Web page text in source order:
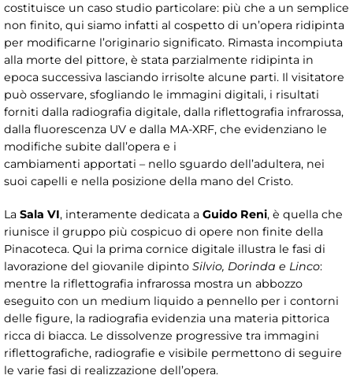
costituisce un caso studio particolare: più che a un semplice
non finito, qui siamo infatti al cospetto di un’opera ridipinta
per modificarne l’originario significato. Rimasta incompiuta
alla morte del pittore, è stata parzialmente ridipinta in
epoca successiva lasciando irrisolte alcune parti. Il visitatore
può osservare, sfogliando le immagini digitali, i risultati
forniti dalla radiografia digitale, dalla riflettografia infrarossa,
dalla fluorescenza UV e dalla MA-XRF, che evidenziano le
modifiche subite dall’opera e i
cambiamenti apportati – nello sguardo dell’adultera, nei
suoi capelli e nella posizione della mano del Cristo.
La Sala VI, interamente dedicata a Guido Reni, è quella che
riunisce il gruppo più cospicuo di opere non finite della
Pinacoteca. Qui la prima cornice digitale illustra le fasi di
lavorazione del giovanile dipinto Silvio, Dorinda e Linco:
mentre la riflettografia infrarossa mostra un abbozzo
eseguito con un medium liquido a pennello per i contorni
delle figure, la radiografia evidenzia una materia pittorica
ricca di biacca. Le dissolvenze progressive tra immagini
riflettografiche, radiografie e visibile permettono di seguire
le varie fasi di realizzazione dell’opera.